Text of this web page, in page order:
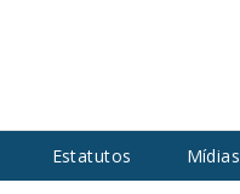
Estatutos Mídias